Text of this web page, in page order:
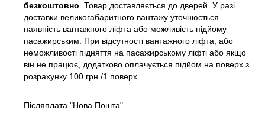
безкоштовно. Товар доставляється до дверей. У разі
доставки великогабаритного вантажу уточнюється
наявність вантажного ліфта або можливість підйому
пасажирським. При відсутності вантажного ліфта, або
неможливості підняття на пасажирському ліфті або якщо
він не працює, додатково оплачується підйом на поверх з
розрахунку 100 грн./1 поверх.
Післяплата "Нова Пошта"